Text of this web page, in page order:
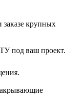
крупных
под ваш проект.